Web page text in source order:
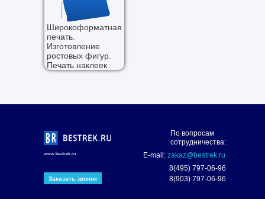
Широкоформатная
печать.
Изготовление
ростовых фигур.
Печать наклеек
www.bestrek.ru
По вопросам
сотрудничества:
E-mail: zakaz@bestrek.ru
8(495) 797-06-96
8(903) 797-06-96
Заказать звонок